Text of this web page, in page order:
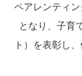
ペアレンティ
となり、子育
ト）を表彰し